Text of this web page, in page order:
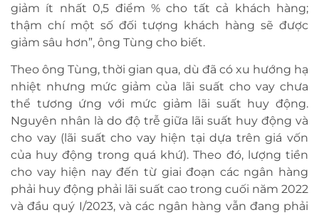
giảm ít nhất 0,5 điểm % cho tất cả khách hàng;
thậm chí một số đối tượng khách hàng sẽ được
giảm sâu hơn”, ông Tùng cho biết.
Theo ông Tùng, thời gian qua, dù đã có xu hướng hạ
nhiệt nhưng mức giảm của lãi suất cho vay chưa
thể tương ứng với mức giảm lãi suất huy động.
Nguyên nhân là do độ trễ giữa lãi suất huy động và
cho vay (lãi suất cho vay hiện tại dựa trên giá vốn
của huy động trong quá khứ). Theo đó, lượng tiền
cho vay hiện nay đến từ giai đoạn các ngân hàng
phải huy động phải lãi suất cao trong cuối năm 2022
và đầu quý I/2023, và các ngân hàng vẫn đang phải